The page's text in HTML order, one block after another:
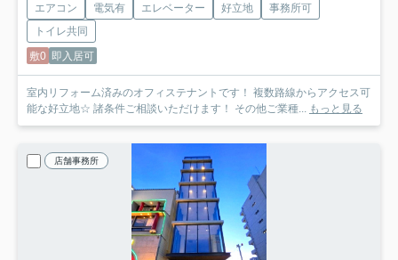
エアコン 電気有 エレベーター 好立地
事務所可
トイレ共同
敷0 即入居可
室内リフォーム済みのオフィステナントです！ 複数路線からアクセス可
能な好立地☆ 諸条件ご相談いただけます！ その他ご業種... もっと見る
店舗事務所